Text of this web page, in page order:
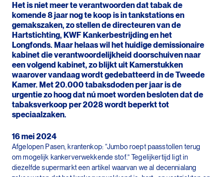
Het is niet meer te verantwoorden dat tabak de
komende 8 jaar nog te koop is in tankstations en
gemakszaken, zo stellen de directeuren van de
Hartstichting, KWF Kankerbestrijding en het
Longfonds. Maar helaas wil het huidige demissionaire
kabinet die verantwoordelijkheid doorschuiven naar
een volgend kabinet, zo blijkt uit Kamerstukken
waarover vandaag wordt gedebatteerd in de Tweede
Kamer. Met 20.000 tabaksdoden per jaar is de
urgentie zo hoog dat nú moet worden besloten dat de
tabaksverkoop per 2028 wordt beperkt tot
speciaalzaken.
16 mei 2024
Afgelopen Pasen, krantenkop: “Jumbo roept paasstollen terug
om mogelijk kankerverwekkende stof.” Tegelijkertijd ligt in
diezelfde supermarkt een artikel waarvan we al decennialang